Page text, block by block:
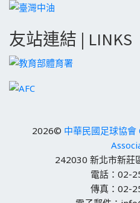
友站連結 | LINKS
2026© 中華民國足球協
242030 新北市新莊
電話：02-
傳真：02-